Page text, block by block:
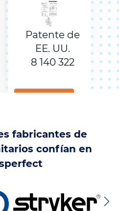
Patente de
EE. UU.
8 140 322
fabricantes de
confían en